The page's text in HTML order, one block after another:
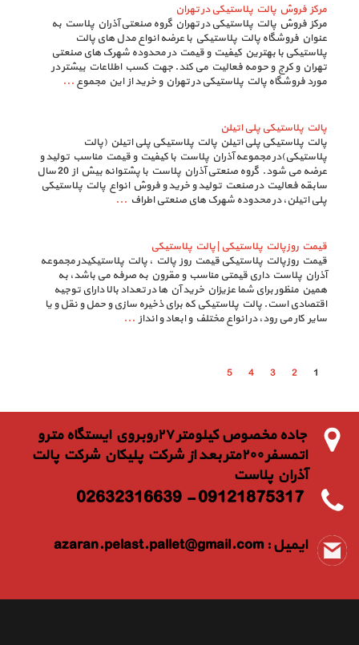
مرکز فروش پالت پلاستیکی در تهران
مرکز فروش پالت پلاستیکی در تهران گروه صنعتی آذران پلاست به
عنوان فروشگاه پالت پلاستیکی با عرضه انواع مدل های پالت​​​​​​​
پلاستیکی با بهترین کیفیت و قیمت در محدوده شهرک های صنعتی
تهران و کرج و حومه فعالیت می کند. جهت کسب اطلاعات بیشتر در
مورد فروشگاه پالت پلاستیکی در تهران و خرید از این مجموع ...
پالت پلاستیکی پلی اتیلن
پالت پلاستیکی پلی اتیلن پالت پلاستیکی پلی اتیلن (پالت
پلاستیکی)در مجموعه آذران پلاست با کیفیت و قیمت مناسب تولید و
عرضه می شود. گروه صنعتی آذران پلاست با پشتوانه بیش از 20 سال
سابقه فعالیت در صنعت تولید و خرید و فروش انواع پالت پلاستیکی
پلی اتیلن، در محدوده شهرک های صنعتی اطراف ...
قیمت روزپالت پلاستیکی | پالت پلاستیکی
قیمت روزپالت پلاستیکی قیمت روز پالت ، پالت پلاستیکیدر مجموعه
آذران پلاست داری قیمتی مناسب و مقرون به صرفه می باشد، به
همین منظور برای شما عزیزان خرید آن ها در تعداد بالا دارای توجیه
اقتصادی است. پالت پلاستیکی که برای ذخیره سازی و حمل و نقل و یا
سایر کار می رود، در انواع مختلف و ابعاد و انداز ...
1
2
3
4
5
جاده مخصوص كيلومتر ٢٧روبروي ايستگاه مترو
اتمسفر ٢٠٠متر بعد از شركت پليكان شركت پالت
آذران پلاست
09121875317 - 02632316639
ایمیل : azaran.pelast.pallet@gmail.com